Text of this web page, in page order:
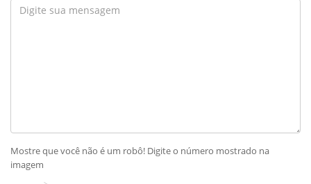
Mostre que você não é um robô! Digite o número mostrado na
imagem